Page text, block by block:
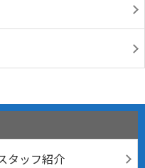
タッフ紹介